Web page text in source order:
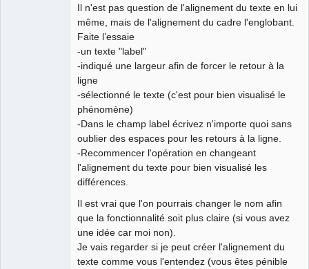
Il n'est pas question de l'alignement du texte en lui
même, mais de l'alignement du cadre l'englobant.
Faite l’essaie
-un texte "label"
-indiqué une largeur afin de forcer le retour à la
ligne
-sélectionné le texte (c'est pour bien visualisé le
phénomène)
-Dans le champ label écrivez n'importe quoi sans
oublier des espaces pour les retours à la ligne.
-Recommencer l'opération en changeant
l'alignement du texte pour bien visualisé les
différences.
Il est vrai que l'on pourrais changer le nom afin
que la fonctionnalité soit plus claire (si vous avez
une idée car moi non).
Je vais regarder si je peut créer l'alignement du
texte comme vous l'entendez (vous êtes pénible